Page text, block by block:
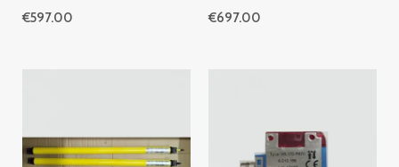
€597.00 €697.00